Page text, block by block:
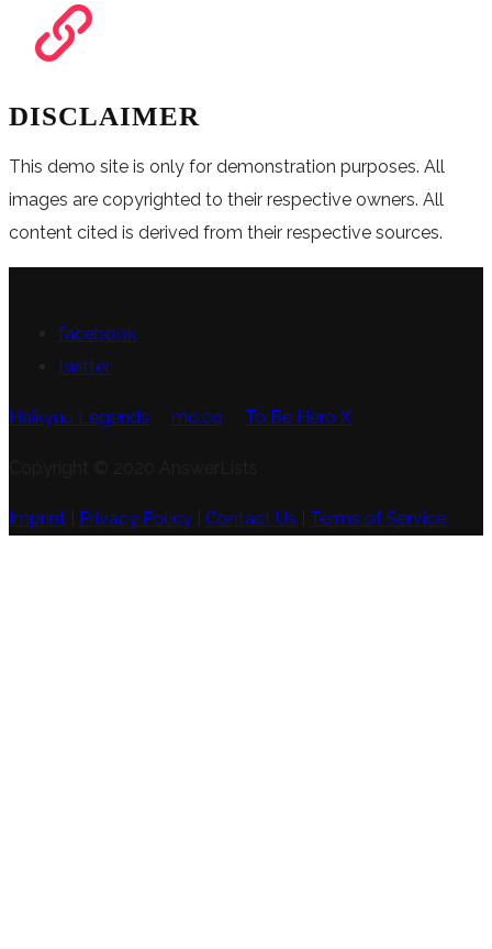
DISCLAIMER
This demo site is only for demonstration purposes. All
images are copyrighted to their respective owners. All
content cited is derived from their respective sources.
facebook
twitter
Haikyuu Legends mo.co To Be Hero X
Imprint Privacy Policy Contact Us Terms of Service